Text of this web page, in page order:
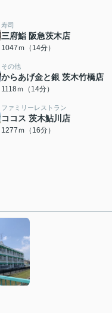
寿司
三府鮨 阪急茨木店
1047ｍ（14分）
その他
からあげ金と銀 茨木竹橋店
1118ｍ（14分）
ファミリーレストラン
ココス 茨木鮎川店
1277ｍ（16分）